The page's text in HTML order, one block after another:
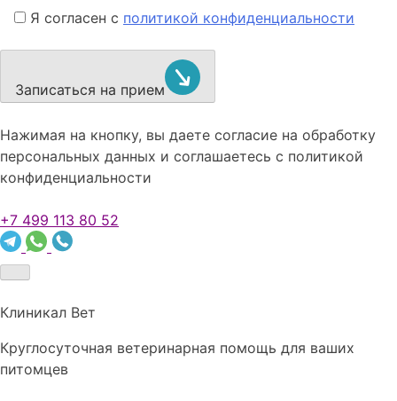
Я согласен с политикой конфиденциальности
Записаться на прием
Нажимая на кнопку, вы даете согласие на обработку
персональных данных и соглашаетесь c политикой
конфиденциальности
+7 499 113 80 52
Клиникал Вет
Круглосуточная ветеринарная помощь для ваших
питомцев